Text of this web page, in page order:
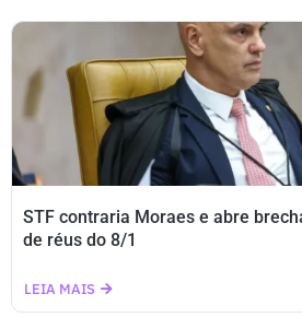
STF contraria Moraes e abre
de réus do 8/1
LEIA MAIS